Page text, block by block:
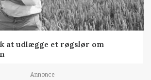
at udlægge et røgslør om
Annonce